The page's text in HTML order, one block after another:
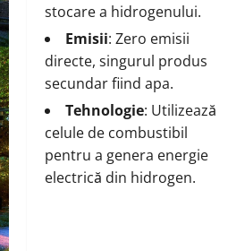
stocare a hidrogenului.
Emisii: Zero emisii
directe, singurul produs
secundar fiind apa.
Tehnologie: Utilizează
celule de combustibil
pentru a genera energie
electrică din hidrogen.